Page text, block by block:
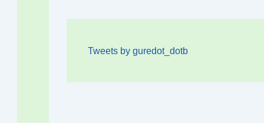
Tweets by guredot_dotb